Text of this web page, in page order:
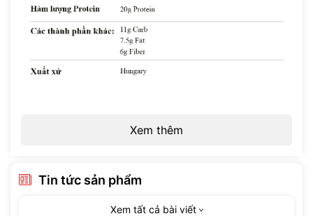
Xem thêm
Tin tức sản phẩm
Xem tất cả bài viết